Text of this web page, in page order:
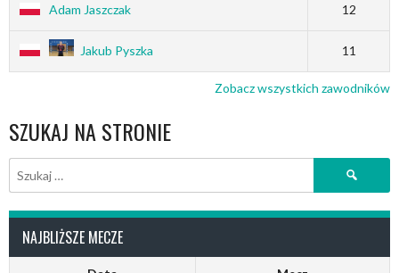
Adam Jaszczak 12
Jakub Pyszka 11
Zobacz wszystkich zawodników
SZUKAJ NA STRONIE
Szukaj:
NAJBLIŻSZE MECZE